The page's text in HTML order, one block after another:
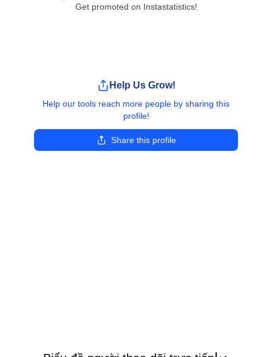
Get promoted on Instastatistics!
Help Us Grow!
Help our tools reach more people by sharing this
profile!
Share this profile